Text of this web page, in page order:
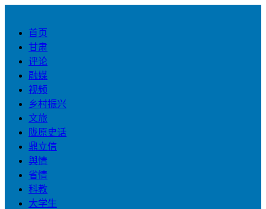
首页
甘肃
评论
融媒
视频
乡村振兴
文旅
陇原史话
鼎立信
舆情
省情
科教
大学生